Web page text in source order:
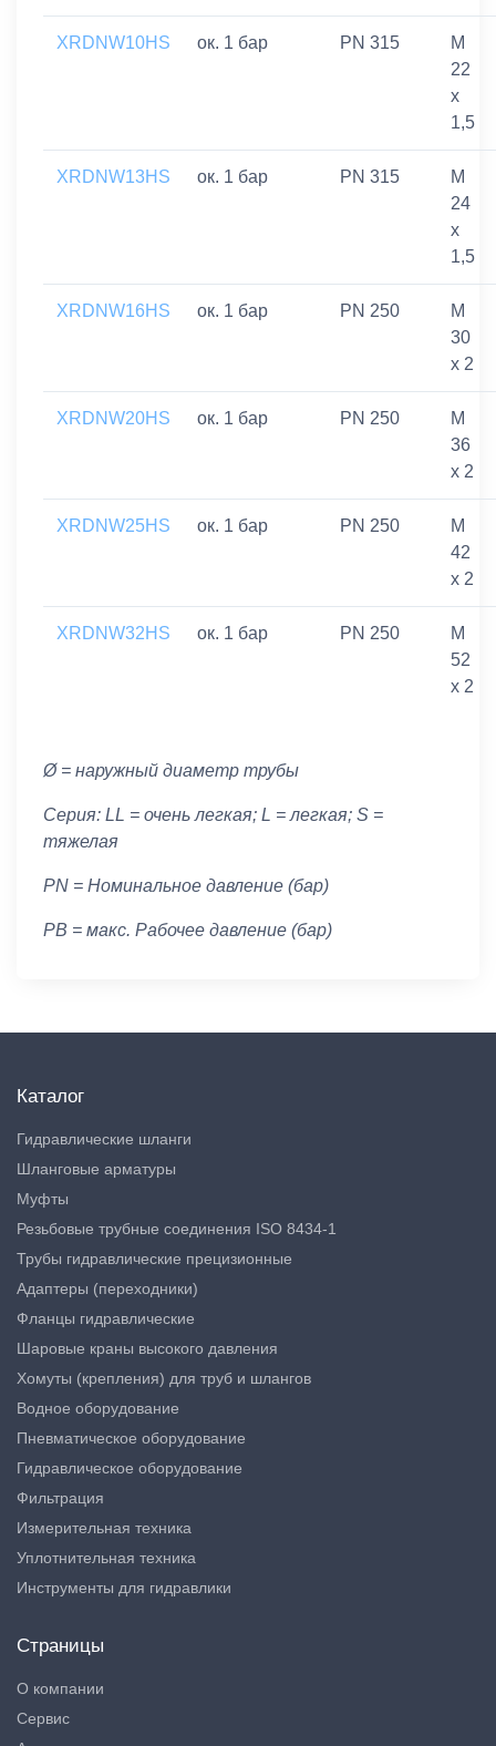
XRDNW10HS ок. 1 бар PN 315
M
22
x
1,5
XRDNW13HS ок. 1 бар PN 315
M
24
x
1,5
XRDNW16HS ок. 1 бар PN 250
M
30
x 2
XRDNW20HS ок. 1 бар PN 250
M
36
x 2
XRDNW25HS ок. 1 бар PN 250
M
42
x 2
XRDNW32HS ок. 1 бар PN 250
M
52
x 2
Ø = наружный диаметр трубы
Серия: LL = очень легкая; L = легкая; S =
тяжелая
PN = Номинальное давление (бар)
PB = макс. Рабочее давление (бар)
Каталог
Гидравлические шланги
Шланговые арматуры
Муфты
Резьбовые трубные соединения ISO 8434-1
Трубы гидравлические прецизионные
Адаптеры (переходники)
Фланцы гидравлические
Шаровые краны высокого давления
Хомуты (крепления) для труб и шлангов
Водное оборудование
Пневматическое оборудование
Гидравлическое оборудование
Фильтрация
Измерительная техника
Уплотнительная техника
Инструменты для гидравлики
Страницы
О компании
Сервис